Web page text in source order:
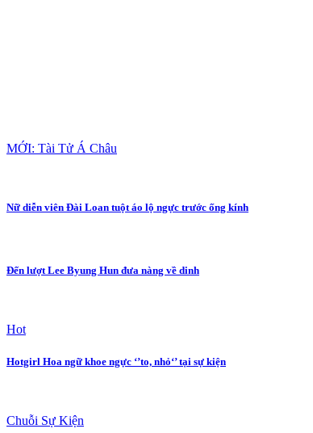
MỚI: Tài Tử Á Châu
Nữ diễn viên Đài Loan tuột áo lộ ngực trước ống kính
Đến lượt Lee Byung Hun đưa nàng về dinh
Hot
Hotgirl Hoa ngữ khoe ngực ‘’to, nhỏ‘’ tại sự kiện
Chuỗi Sự Kiện